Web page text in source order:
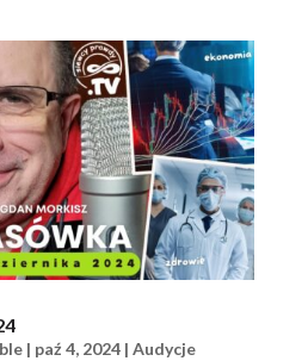
| paź 4, 2024| Audycje